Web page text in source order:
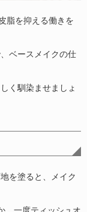
脂を抑える働きを
ベースメイクの仕
く馴染ませましょ
を塗ると、メイク
、一度ティッシュオ